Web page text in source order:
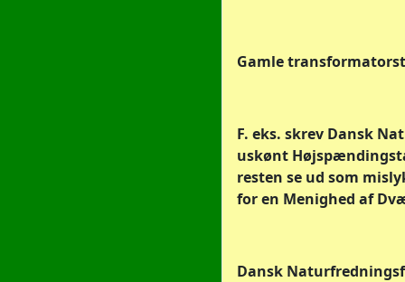
Gamle
F. eks. skrev Dansk
uskønt
resten se ud som
for en Menighed af
Dansk